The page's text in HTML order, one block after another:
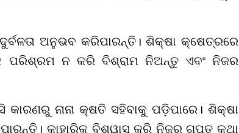
ଅନୁଭବ କରିପାରନ୍ତି। ଶିକ୍ଷା କ୍ଷେତ୍ରରେ
ପରିଶ୍ରମ ନ କରି ବିଶ୍ରାମ ନିଅନ୍ତୁ ଏବଂ ନିଜର
ନାନା କ୍ଷତି ସହିବାକୁ ପଡ଼ିପାରେ। ଶିକ୍ଷା
କାହାରିକୁ ବିଶ୍ୱାସ କରି ନିଜର ଗୁପ୍ତ କଥା